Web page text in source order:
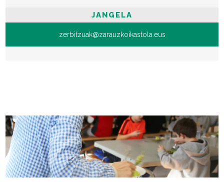
JANGELA
zerbitzuak@zarauzkoikastola.eus